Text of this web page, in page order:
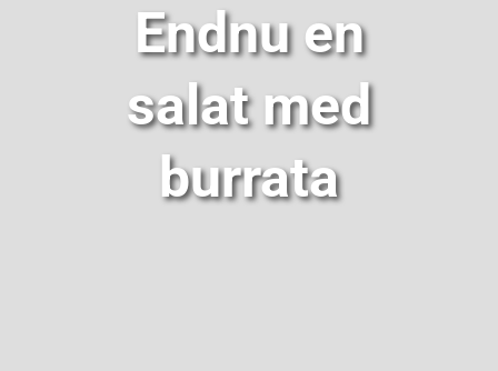
Endnu en
salat med
burrata